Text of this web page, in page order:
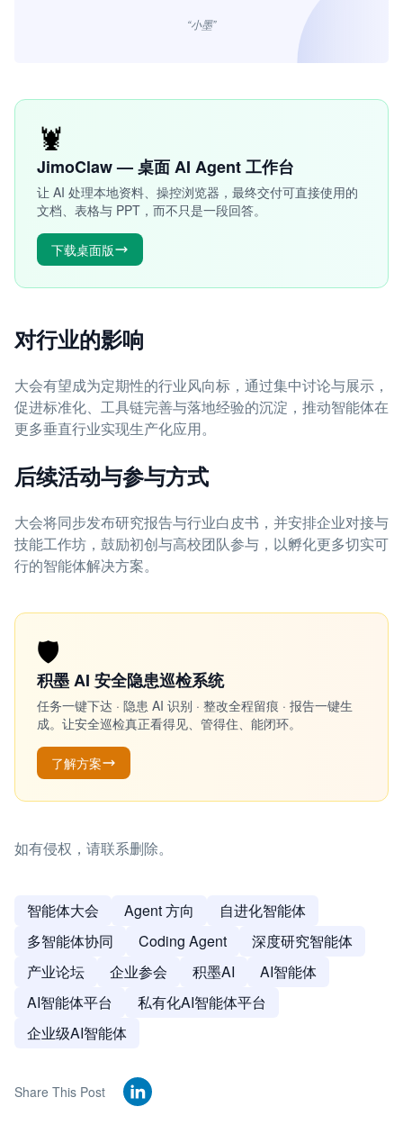
“小墨”
🦞
JimoClaw — 桌面 AI Agent 工作台
让 AI 处理本地资料、操控浏览器，最终交付可直接使用的
文档、表格与 PPT，而不只是一段回答。
下载桌面版
对行业的影响
大会有望成为定期性的行业风向标，通过集中讨论与展示，
促进标准化、工具链完善与落地经验的沉淀，推动智能体在
更多垂直行业实现生产化应用。
后续活动与参与方式
大会将同步发布研究报告与行业白皮书，并安排企业对接与
技能工作坊，鼓励初创与高校团队参与，以孵化更多切实可
行的智能体解决方案。
🛡️
积墨 AI 安全隐患巡检系统
任务一键下达 · 隐患 AI 识别 · 整改全程留痕 · 报告一键生
成。让安全巡检真正看得见、管得住、能闭环。
了解方案
如有侵权，请联系删除。
智能体大会 Agent 方向
自进化智能体
多智能体协同
Coding Agent
深度研究智能体
产业论坛
企业参会 积墨AI
AI智能体
AI智能体平台
私有化AI智能体平台
企业级AI智能体
Share This Post